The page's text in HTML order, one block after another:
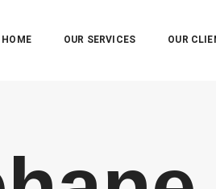
HOME OUR SERVICES OUR